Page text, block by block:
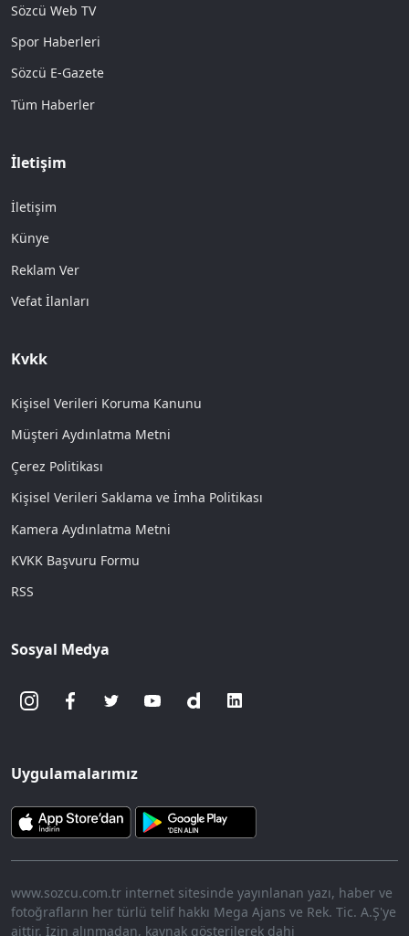
Sözcü Web TV
Spor Haberleri
Sözcü E-Gazete
Tüm Haberler
İletişim
İletişim
Künye
Reklam Ver
Vefat İlanları
Kvkk
Kişisel Verileri Koruma Kanunu
Müşteri Aydınlatma Metni
Çerez Politikası
Kişisel Verileri Saklama ve İmha Politikası
Kamera Aydınlatma Metni
KVKK Başvuru Formu
RSS
Sosyal Medya
Uygulamalarımız
www.sozcu.com.tr internet sitesinde yayınlanan yazı, haber ve
fotoğrafların her türlü telif hakkı Mega Ajans ve Rek. Tic. A.Ş'ye
aittir. İzin alınmadan, kaynak gösterilerek dahi